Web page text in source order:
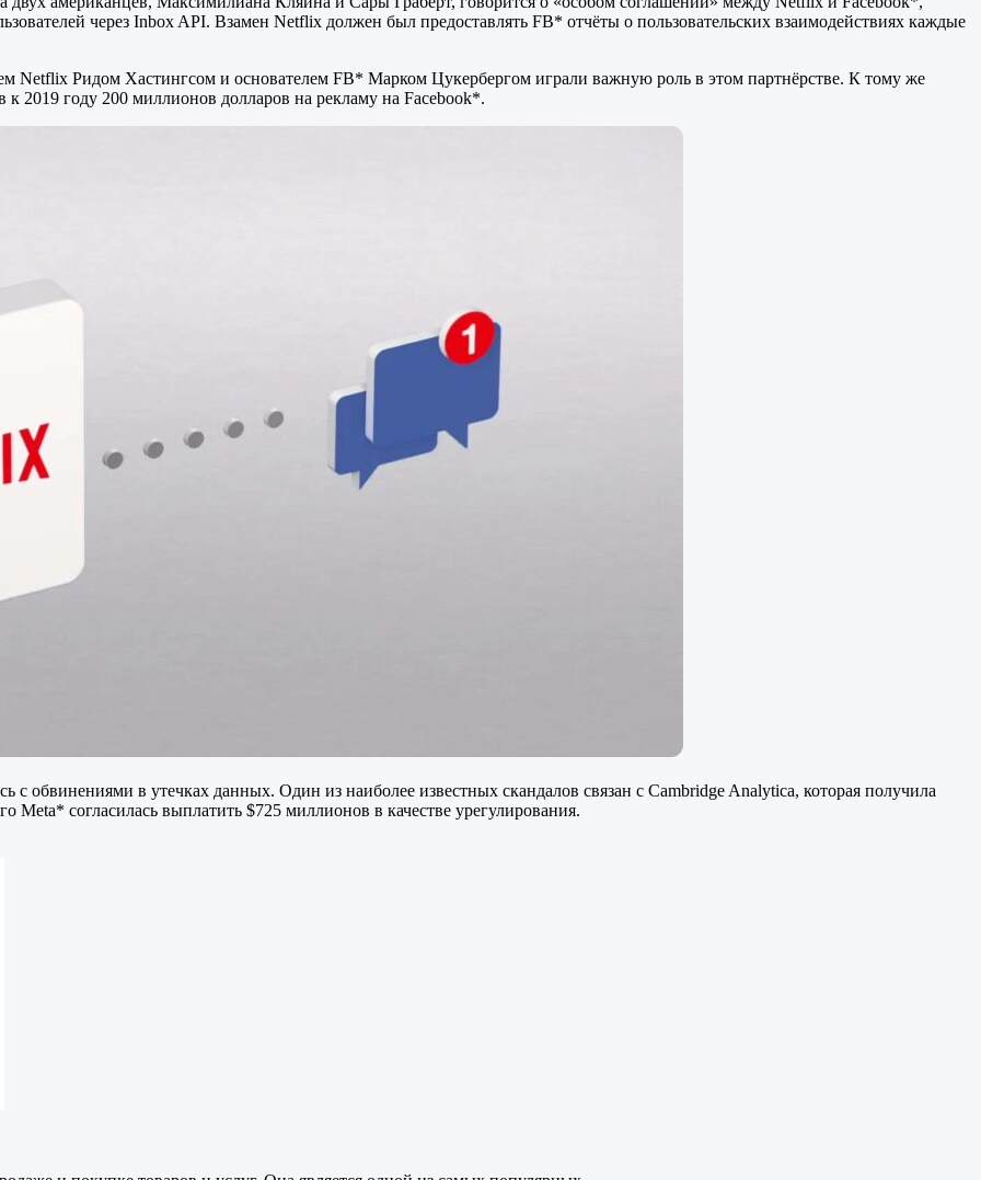
через Inbox API. Взамен Netflix должен был предоставлять FB* отчёты о пользовательских взаимодействиях каждые
Netflix Ридом Хастингсом и основателем FB* Марком Цукербергом играли важную роль в этом партнёрстве. К тому же
2019 году 200 миллионов долларов на рекламу на Facebook*.
с обвинениями в утечках данных. Один из наиболее известных скандалов связан с Cambridge Analytica, которая получила
Meta* согласилась выплатить $725 миллионов в качестве урегулирования.